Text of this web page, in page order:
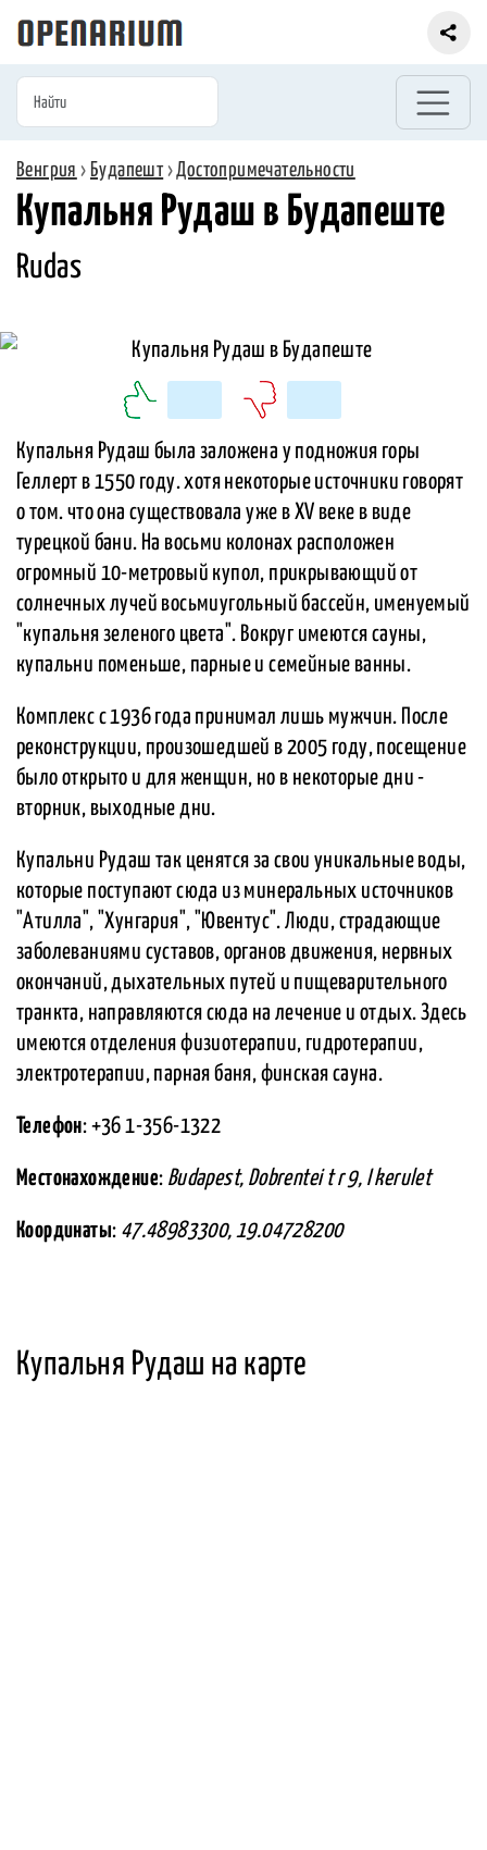
Венгрия › Будапешт›Достопримечательности
Купальня Рудаш в Будапеште
Rudas
Купальня Рудаш была заложена у подножия горы
Геллерт в 1550 году. хотя некоторые источники говорят
о том. что она существовала уже в XV веке в виде
турецкой бани. На восьми колонах расположен
огромный 10-метровый купол, прикрывающий от
солнечных лучей восьмиугольный бассейн, именуемый
"купальня зеленого цвета". Вокруг имеются сауны,
купальни поменьше, парные и семейные ванны.
Комплекс с 1936 года принимал лишь мужчин. После
реконструкции, произошедшей в 2005 году, посещение
было открыто и для женщин, но в некоторые дни -
вторник, выходные дни.
Купальни Рудаш так ценятся за свои уникальные воды,
которые поступают сюда из минеральных источников
"Атилла", "Хунгария", "Ювентус". Люди, страдающие
заболеваниями суставов, органов движения, нервных
окончаний, дыхательных путей и пищеварительного
транкта, направляются сюда на лечение и отдых. Здесь
имеются отделения физиотерапии, гидротерапии,
электротерапии, парная баня, финская сауна.
Телефон: +36 1-356-1322
Местонахождение: Budapest, Dobrentei t r 9, I kerulet
Координаты: 47.48983300, 19.04728200
Купальня Рудаш на карте